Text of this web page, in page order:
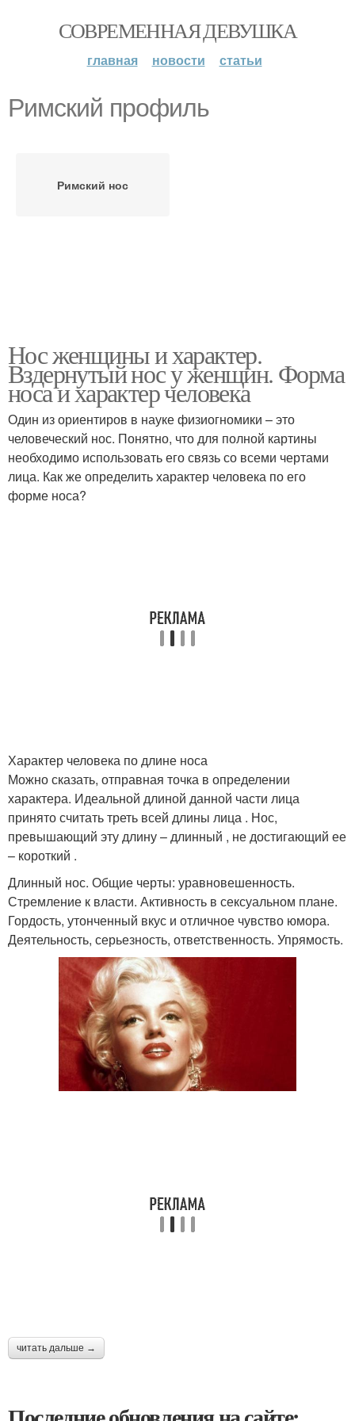
СОВРЕМЕННАЯ ДЕВУШКА
главная новости статьи
Римский профиль
Римский нос
Нос женщины и характер.
Вздернутый нос у женщин. Форма
носа и характер человека
Один из ориентиров в науке физиогномики – это
человеческий нос. Понятно, что для полной картины
необходимо использовать его связь со всеми чертами
лица. Как же определить характер человека по его
форме носа?
Характер человека по длине носа
Можно сказать, отправная точка в определении
характера. Идеальной длиной данной части лица
принято считать треть всей длины лица . Нос,
превышающий эту длину – длинный , не достигающий ее
– короткий .
Длинный нос. Общие черты: уравновешенность.
Стремление к власти. Активность в сексуальном плане.
Гордость, утонченный вкус и отличное чувство юмора.
Деятельность, серьезность, ответственность. Упрямость.
читать дальше →